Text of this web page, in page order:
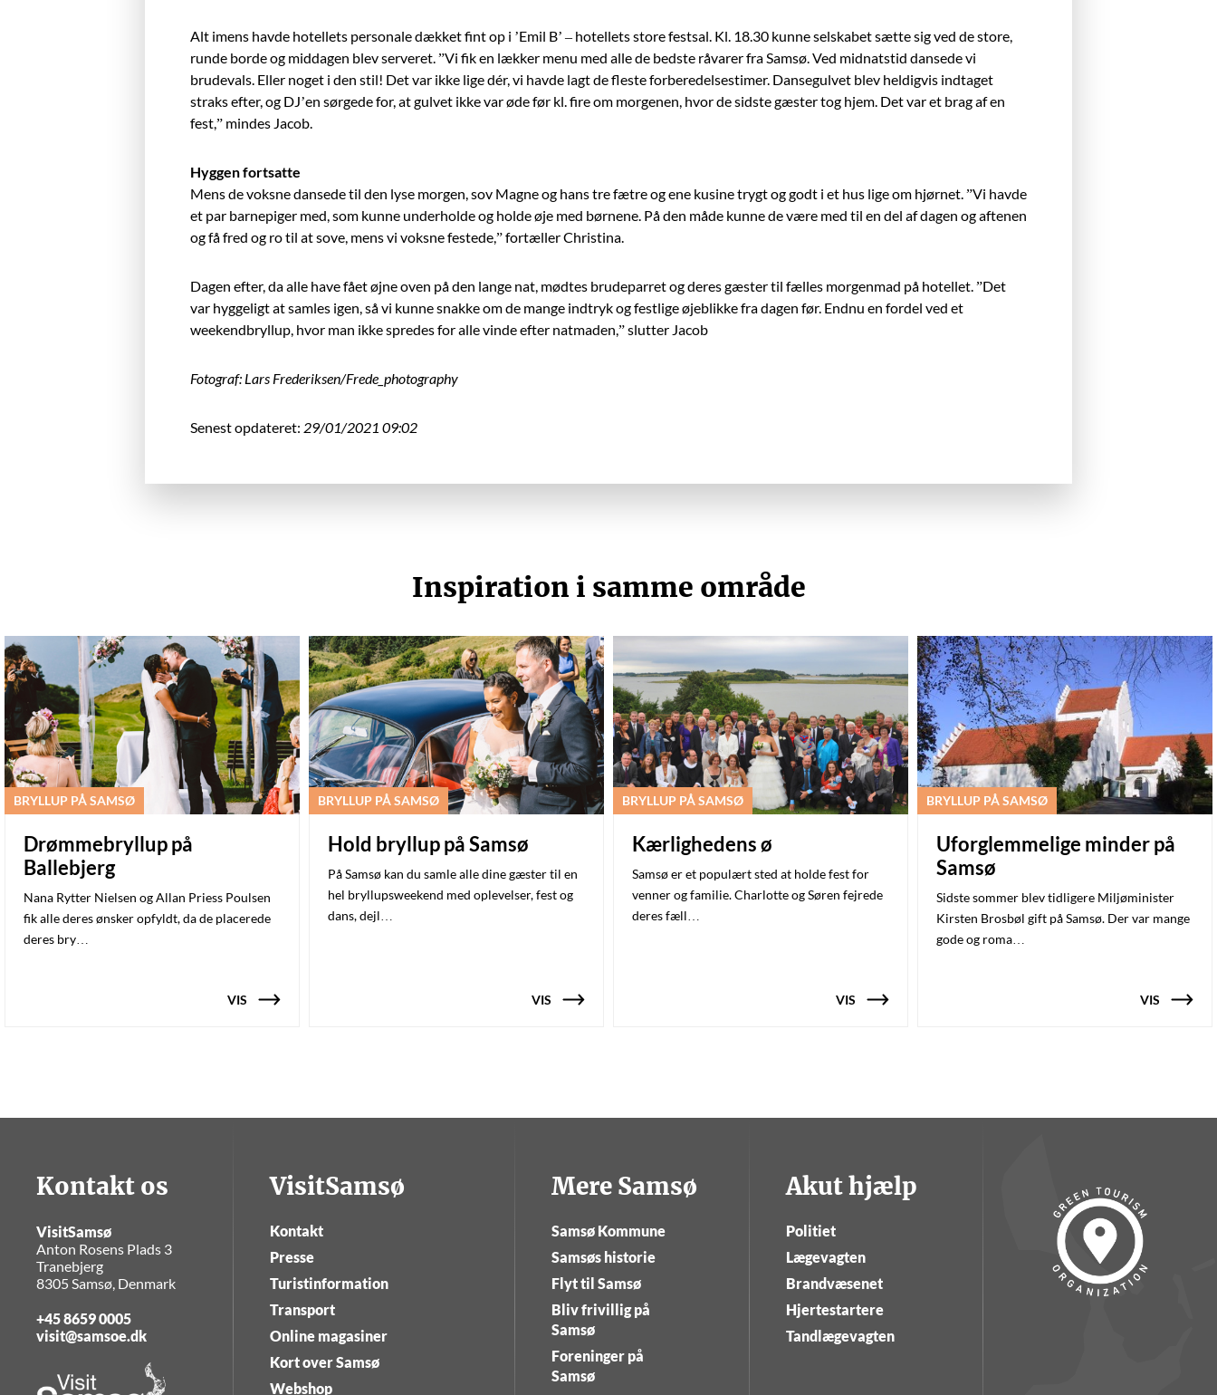
Alt imens havde hotellets personale dækket fint op i ’Emil B’ – hotellets store festsal. Kl. 18.30 kunne selskabet sætte sig ved de store,
runde borde og middagen blev serveret. ”Vi fik en lækker menu med alle de bedste råvarer fra Samsø. Ved midnatstid dansede vi
brudevals. Eller noget i den stil! Det var ikke lige dér, vi havde lagt de fleste forberedelsestimer. Dansegulvet blev heldigvis indtaget
straks efter, og DJ’en sørgede for, at gulvet ikke var øde før kl. fire om morgenen, hvor de sidste gæster tog hjem. Det var et brag af en
fest,” mindes Jacob.
Hyggen fortsatte
Mens de voksne dansede til den lyse morgen, sov Magne og hans tre fætre og ene kusine trygt og godt i et hus lige om hjørnet. ”Vi havde
et par barnepiger med, som kunne underholde og holde øje med børnene. Påden måde kunne de være med til en del af dagen og aftenen
og fåfred og ro til at sove, mens vi voksne festede,” fortæller Christina.
Dagen efter, da alle have fået øjne oven påden lange nat, mødtes brudeparret og deres gæster til fælles morgenmad på hotellet. ”Det
var hyggeligt at samles igen, så vi kunne snakke om de mange indtryk og festlige øjeblikke fra dagen før. Endnu en fordel ved et
weekendbryllup, hvor man ikke spredes for alle vinde efter natmaden,” slutter Jacob
Fotograf: Lars Frederiksen/Frede_photography
Senest opdateret: 29/01/2021 09:02
Inspiration i samme område
BRYLLUP PÅ SAMSØ
Drømmebryllup på
Ballebjerg
Nana Rytter Nielsen og Allan Priess Poulsen
fik alle deres ønsker opfyldt, da de placerede
deres bry…
VIS
BRYLLUP PÅ SAMSØ
Hold bryllup på Samsø
På Samsø kan du samle alle dine gæster til en
hel bryllupsweekend med oplevelser, fest og
dans, dejl…
VIS
BRYLLUP PÅ SAMSØ
Kærlighedens ø
Samsø er et populært sted at holde fest for
venner og familie. Charlotte og Søren fejrede
deres fæll…
VIS
BRYLLUP PÅ SAMSØ
Uforglemmelige minder på
Samsø
Sidste sommer blev tidligere Miljøminister
Kirsten Brosbøl gift på Samsø. Der var mange
gode og roma…
VIS
Kontakt os
VisitSamsø
Anton Rosens Plads 3
Tranebjerg
8305 Samsø, Denmark
+45 8659 0005
visit@samsoe.dk
VisitSamsø
Kontakt
Presse
Turistinformation
Transport
Online magasiner
Kort over Samsø
Webshop
Mere Samsø
Samsø Kommune
Samsøs historie
Flyt til Samsø
Bliv frivillig på
Samsø
Foreninger på
Samsø
Akut hjælp
Politiet
Lægevagten
Brandvæsenet
Hjertestartere
Tandlægevagten